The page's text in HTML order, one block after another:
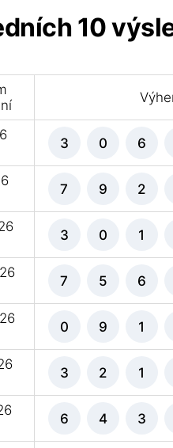
10
3 0 6
7 9 2
3 0 1
7 5 6
0 9 1
3 2 1
6 4 3